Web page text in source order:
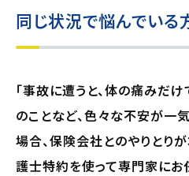
同じ状況で悩んでいる
「事故に遭うと、体の痛みだ
のことなど、色々な不安が一
場合、保険会社とのやりとり
護士特約を使って専門家にお